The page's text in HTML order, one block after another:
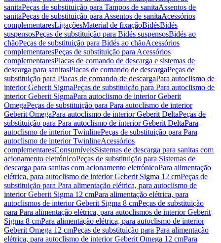
sanitaPeças de substituição para Tampos de sanitaAssentos de
sanitaPeças de substituição para Assentos de sanitaAcessórios
complementaresLigaçõesMaterial de fixaçãoBidésBidés
suspensosPeças de substituição para Bidés suspensosBidés ao
chãoPeças de substituição para Bidés ao chãoAcessórios
complementaresPeças de substituição para Acessórios
complementaresPlacas de comando de descarga e sistemas de
descarga para sanitasPlacas de comando de descargaPeças de
substituição para Placas de comando de descargaPara autoclismo de
interior Geberit SigmaPeças de substituição para Para autoclismo de
interior Geberit SigmaPara autoclismo de interior Geberit
OmegaPeças de substituição para Para autoclismo de interior
Geberit OmegaPara autoclismo de interior Geberit DeltaPeças de
substituição para Para autoclismo de interior Geberit DeltaPara
autoclismo de interior TwinlinePeças de substituição para Para
autoclismo de interior TwinlineAcessórios
complementaresConsumíveisSistemas de descarga para sanitas com
acionamento eletrónicoPeças de substituição para Sistemas de
descarga para sanitas com acionamento eletrónicoPara alimentação
elétrica, para autoclismo de interior Geberit Sigma 12 cmPeças de
substituição para Para alimentação elétrica, para autoclismo de
interior Geberit Sigma 12 cmPara alimentação elétrica, para
autoclismos de interior Geberit Sigma 8 cmPeças de substituição
para Para alimentação elétrica, para autoclismos de interior Geberit
Sigma 8 cmPara alimentação elétrica, para autoclismo de interior
Geberit Omega 12 cmPeças de substituição para Para alimentação
elétrica, para autoclismo de interior Geberit Omega 12 cmPara